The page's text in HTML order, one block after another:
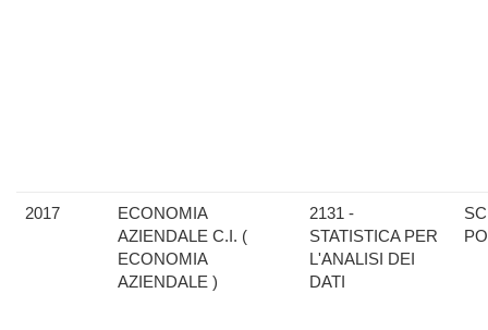
2017
ECONOMIA
AZIENDALE C.I. (
ECONOMIA
AZIENDALE )
2131 -
STATISTICA PER
L'ANALISI DEI
DATI